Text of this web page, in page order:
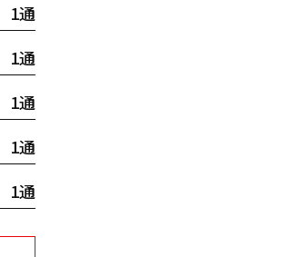
1通
1通
1通
1通
1通